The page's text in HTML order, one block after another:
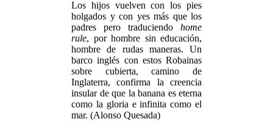
Los hijos vuelven con los pies
holgados y con yes más que los
padres pero traduciendo home
rule, por hombre sin educación,
hombre de rudas maneras. Un
barco inglés con estos Robainas
sobre cubierta, camino de
Inglaterra, confirma la creencia
insular de que la banana es eterna
como la gloria e infinita como el
mar. (Alonso Quesada)